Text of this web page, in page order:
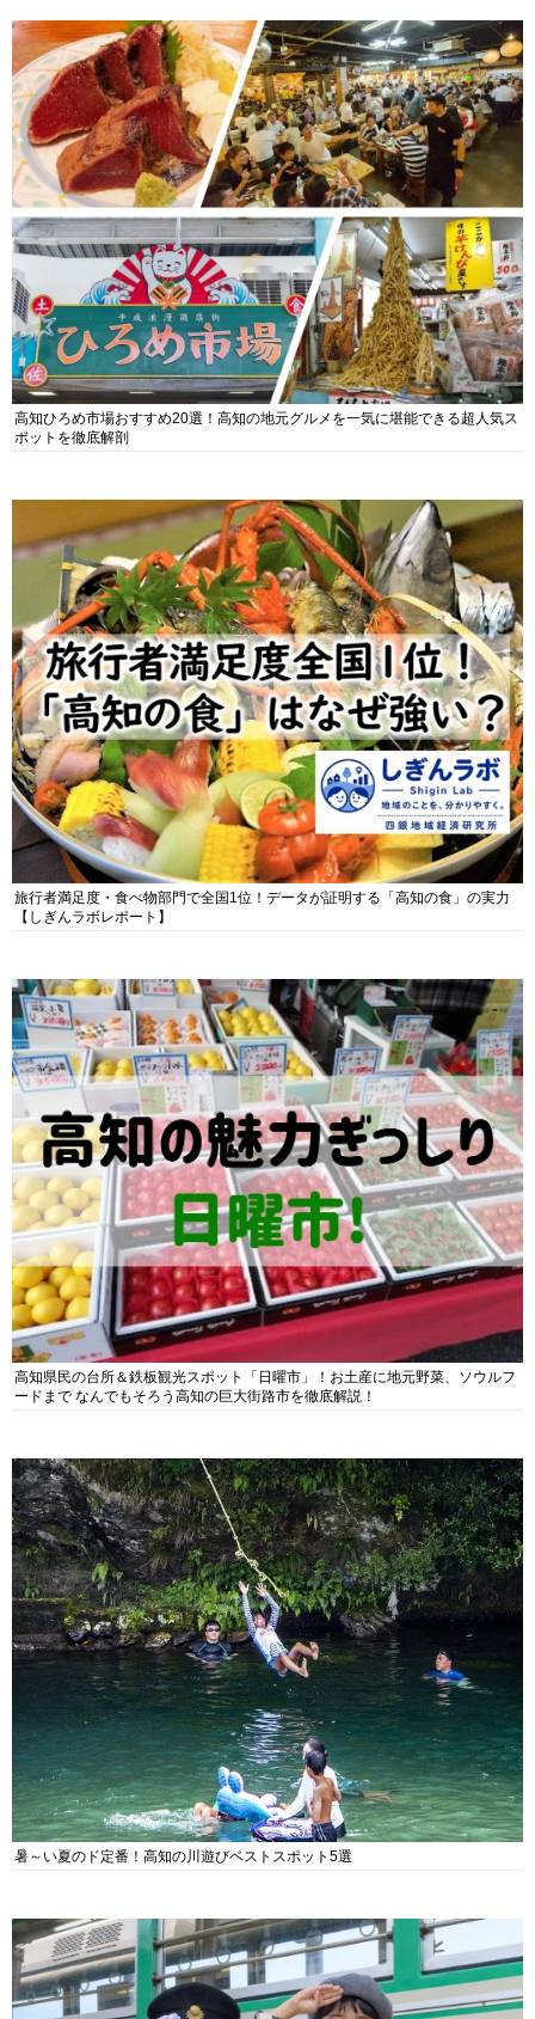
高知ひろめ市場おすすめ20選！高知の地元グルメを一気に堪能できる超人気ス
ポットを徹底解剖
旅行者満足度・食べ物部門で全国1位！データが証明する「高知の食」の実力
【しぎんラボレポート】
高知県民の台所＆鉄板観光スポット「日曜市」！お土産に地元野菜、ソウルフ
ードまで なんでもそろう高知の巨大街路市を徹底解説！
暑～い夏のド定番！高知の川遊びベストスポット5選